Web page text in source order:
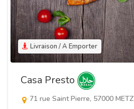
Livraison / A Emporter
Casa Presto
71 rue Saint Pierre, 57000 METZ